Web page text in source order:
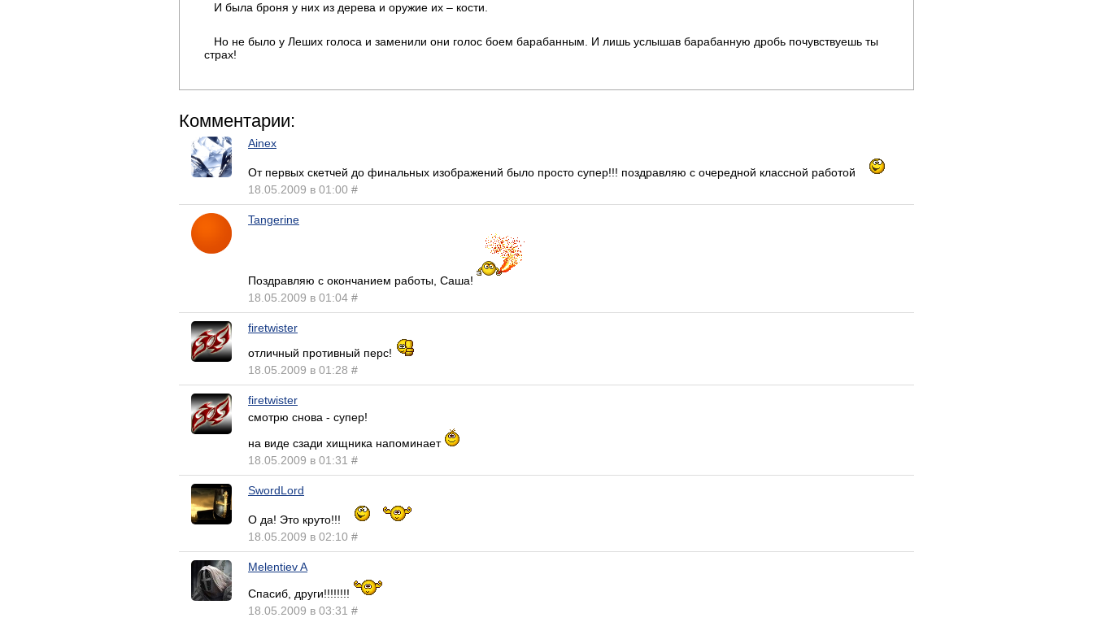
И была броня у них из дерева и оружие их – кости.
Но не было у Леших голоса и заменили они голос боем барабанным. И лишь услышав барабанную дробь почувствуешь ты
страх!
Комментарии:
Ainex
От первых скетчей до финальных изображений было просто супер!!! поздравляю с очередной классной работой
18.05.2009 в 01:00 #
Tangerine
Поздравляю с окончанием работы, Саша!
18.05.2009 в 01:04 #
firetwister
отличный противный перс!
18.05.2009 в 01:28 #
firetwister
смотрю снова - супер!
на виде сзади хищника напоминает
18.05.2009 в 01:31 #
SwordLord
О да! Это круто!!!
18.05.2009 в 02:10 #
Melentiev A
Спасиб, други!!!!!!!!
18.05.2009 в 03:31 #